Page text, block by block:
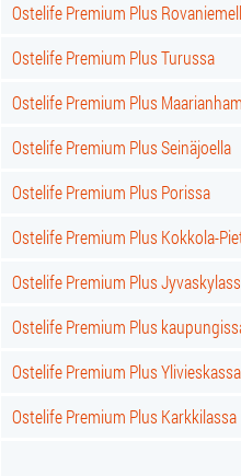
Ostelife Premium Plus
Ostelife Premium Plus Turussa
Ostelife Premium Plus
Ostelife Premium Plus Seinäjoella
Ostelife Premium Plus Porissa
Ostelife Premium Plus Kokkola-
Ostelife Premium Plus
Ostelife Premium Plus
Ostelife Premium Plus Ylivieskassa
Ostelife Premium Plus Karkkilassa